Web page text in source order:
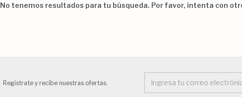
No tenemos resultados para tu búsqueda. Por favor, intenta con
Regístrate y recibe nuestras ofertas.